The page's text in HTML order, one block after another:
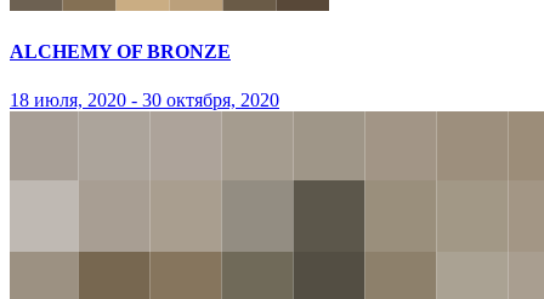
ALCHEMY OF BRONZE
18 июля, 2020 - 30 октября, 2020